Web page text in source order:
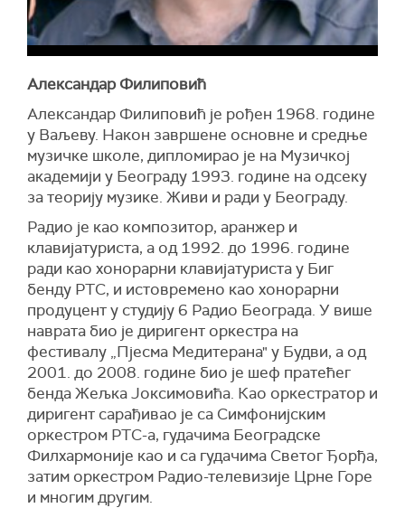
Александар Филиповић
Александар Филиповић је рођен 1968. године
у Ваљеву. Након завршене основне и средње
музичке школе, дипломирао је на Музичкој
академији у Београду 1993. године на одсеку
за теорију музике. Живи и ради у Београду.
Радио је као композитор, аранжер и
клавијатуриста, а од 1992. до 1996. године
ради као хонорарни клавијатуриста у Биг
бенду РТС, и истовремено као хонорарни
продуцент у студију 6 Радио Београда. У више
наврата био је диригент оркестра на
фестивалу „Пјесма Медитерана" у Будви, а од
2001. до 2008. године био је шеф пратећег
бенда Жељка Јоксимовића. Као оркестратор и
диригент сарађивао је са Симфонијским
оркестром РТС-а, гудачима Београдске
Филхармоније као и са гудачима Светог Ђорђа,
затим оркестром Радио-телевизије Црне Горе
и многим другим.